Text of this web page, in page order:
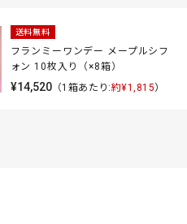
送料無料
フランミーワンデー メープルシフ
ォン 10枚入り（×8箱）
¥14,520（1箱あたり:約¥1,815）